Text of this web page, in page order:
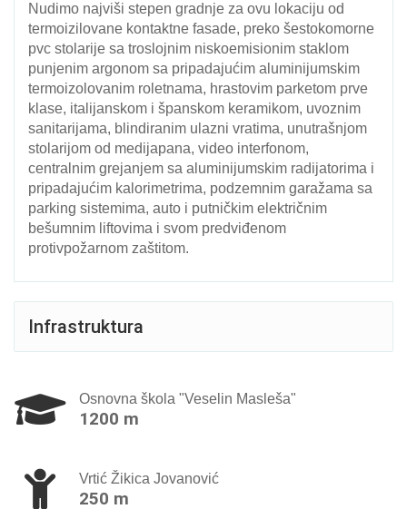
Nudimo najviši stepen gradnje za ovu lokaciju od
termoizilovane kontaktne fasade, preko šestokomorne
pvc stolarije sa troslojnim niskoemisionim staklom
punjenim argonom sa pripadajućim aluminijumskim
termoizolovanim roletnama, hrastovim parketom prve
klase, italijanskom i španskom keramikom, uvoznim
sanitarijama, blindiranim ulazni vratima, unutrašnjom
stolarijom od medijapana, video interfonom,
centralnim grejanjem sa aluminijumskim radijatorima i
pripadajućim kalorimetrima, podzemnim garažama sa
parking sistemima, auto i putničkim električnim
bešumnim liftovima i svom predviđenom
protivpožarnom zaštitom.
Infrastruktura
Osnovna škola "Veselin Masleša"
1200 m
Vrtić Žikica Jovanović
250 m